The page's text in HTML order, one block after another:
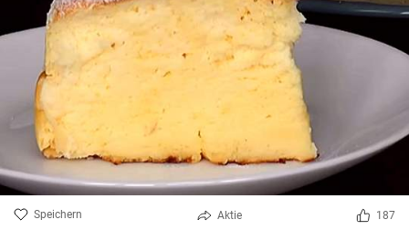
Speichern Aktie 187